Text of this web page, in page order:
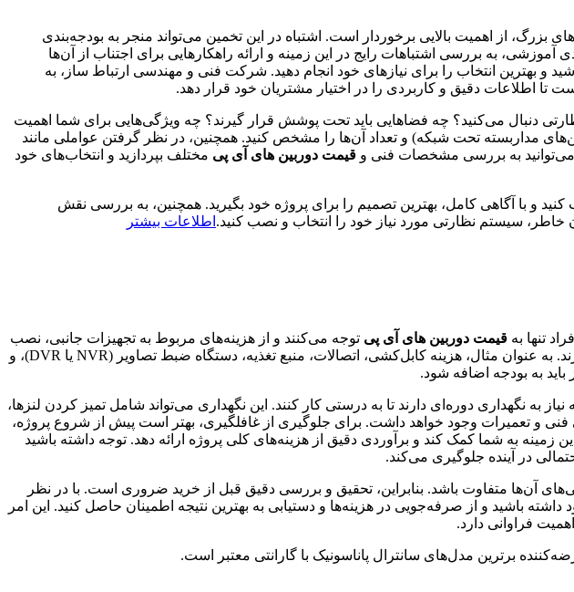
از اهمیت بالایی برخوردار است. اشتباه در این تخمین می‌تواند منجر به بودجه‌بندی
به بررسی اشتباهات رایج در این زمینه و ارائه راهکارهایی برای اجتناب از آن‌ها
و بهترین انتخاب را برای نیازهای خود انجام دهید. شرکت فنی و مهندسی ارتباط ساز، به
اطلاعات دقیق و کاربردی را در اختیار مشتریان خود قرار دهد.
دنبال می‌کنید؟ چه فضاهایی باید تحت پوشش قرار گیرند؟ چه ویژگی‌هایی برای شما اهمیت
مداربسته تحت شبکه) و تعداد آن‌ها را مشخص کنید. همچنین، در نظر گرفتن عواملی مانند
می‌توانید به بررسی مشخصات فنی و قیمت دوربین های آی پی مختلف بپردازید و انتخاب‌های خود
کنید و با آگاهی کامل، بهترین تصمیم را برای پروژه خود بگیرید. همچنین، به بررسی نقش
خاطر، سیستم نظارتی مورد نیاز خود را انتخاب و نصب کنید. اطلاعات بیشتر
تنها به قیمت دوربین های آی پی توجه می‌کنند و از هزینه‌های مربوط به تجهیزات جانبی، نصب
و راه‌اندازی، و نگهداری غافل می‌شوند. این هزینه‌ها می‌توانند به طور قابل توجهی بر بودجه کلی پروژه تاثیر بگذارند. به عنوان مثال، هزینه کابل‌کشی، اتصالات، منبع تغذیه، دستگاه ضبط تصاویر (NVR یا DVR)، و
به بودجه اضافه شود.
به نگهداری دوره‌ای دارند تا به درستی کار کنند. این نگهداری می‌تواند شامل تمیز کردن لنزها،
و تعمیرات وجود خواهد داشت. برای جلوگیری از غافلگیری، بهتر است پیش از شروع پروژه،
زمینه به شما کمک کند و برآوردی دقیق از هزینه‌های کلی پروژه ارائه دهد. توجه داشته باشید
در آینده جلوگیری می‌کند.
آن‌ها متفاوت باشد. بنابراین، تحقیق و بررسی دقیق قبل از خرید ضروری است. با در نظر
باشید و از صرفه‌جویی در هزینه‌ها و دستیابی به بهترین نتیجه اطمینان حاصل کنید. این امر
فراوانی دارد.
برترین مدل‌های سانترال پاناسونیک با گارانتی معتبر است.